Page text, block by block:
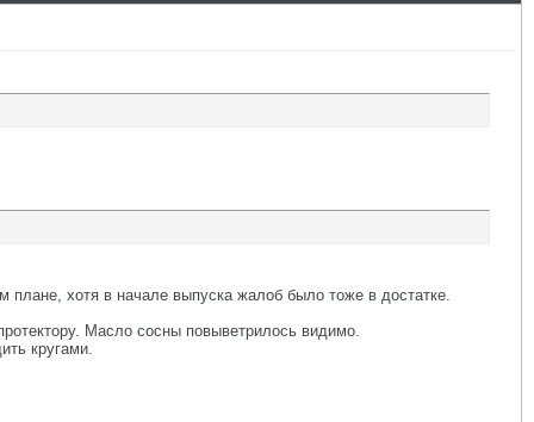
хотя в начале выпуска жалоб было тоже в достатке.
Масло сосны повыветрилось видимо.
кругами.